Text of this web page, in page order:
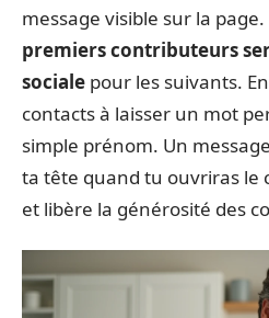
message visible sur la page.
premiers contributeurs
sociale pour les suivants.
contacts à laisser un mot
simple prénom. Un
ta tête quand tu ouvriras le
et libère la générosité des